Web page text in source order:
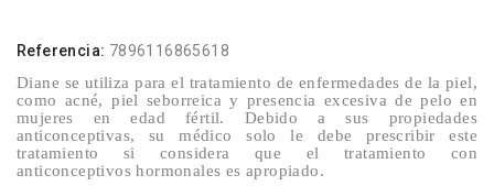
Referencia: 7896116865618
Diane se utiliza para el tratamiento de enfermedades de la piel,
como acné, piel seborreica y presencia excesiva de pelo en
mujeres en edad fértil. Debido a sus propiedades
anticonceptivas, su médico solo le debe prescribir este
tratamiento si considera que el tratamiento con
anticonceptivos hormonales es apropiado.